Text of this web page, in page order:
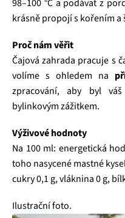
98–100 °C a podávat z
krásně propojí s kořením
Proč nám věřit
Čajová zahrada pracuje s
volíme s ohledem na
zpracování, aby byl
bylinkovým zážitkem.
Výživové hodnoty
Na 100 ml: energetická
toho nasycené mastné
cukry 0,1 g, vláknina 0 g,
Ilustrační foto.